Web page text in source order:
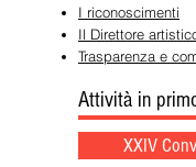
I riconoscimenti
Il Direttore
Trasparenza e
Attività in
XXIV